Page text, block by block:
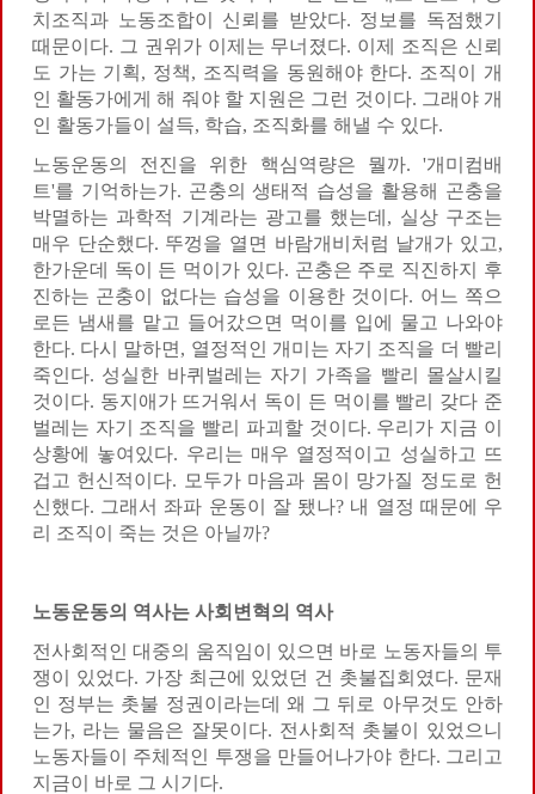
치조직과 노동조합이 신뢰를 받았다. 정보를 독점했기
때문이다. 그 권위가 이제는 무너졌다. 이제 조직은 신뢰
도 가는 기획, 정책, 조직력을 동원해야 한다. 조직이 개
인 활동가에게 해 줘야 할 지원은 그런 것이다. 그래야 개
인 활동가들이 설득, 학습, 조직화를 해낼 수 있다.
노동운동의 전진을 위한 핵심역량은 뭘까. '개미컴배
트'를 기억하는가. 곤충의 생태적 습성을 활용해 곤충을
박멸하는 과학적 기계라는 광고를 했는데, 실상 구조는
매우 단순했다. 뚜껑을 열면 바람개비처럼 날개가 있고,
한가운데 독이 든 먹이가 있다. 곤충은 주로 직진하지 후
진하는 곤충이 없다는 습성을 이용한 것이다. 어느 쪽으
로든 냄새를 맡고 들어갔으면 먹이를 입에 물고 나와야
한다. 다시 말하면, 열정적인 개미는 자기 조직을 더 빨리
죽인다. 성실한 바퀴벌레는 자기 가족을 빨리 몰살시킬
것이다. 동지애가 뜨거워서 독이 든 먹이를 빨리 갖다 준
벌레는 자기 조직을 빨리 파괴할 것이다. 우리가 지금 이
상황에 놓여있다. 우리는 매우 열정적이고 성실하고 뜨
겁고 헌신적이다. 모두가 마음과 몸이 망가질 정도로 헌
신했다. 그래서 좌파 운동이 잘 됐나? 내 열정 때문에 우
리 조직이 죽는 것은 아닐까?
노동운동의 역사는 사회변혁의 역사
전사회적인 대중의 움직임이 있으면 바로 노동자들의 투
쟁이 있었다. 가장 최근에 있었던 건 촛불집회였다. 문재
인 정부는 촛불 정권이라는데 왜 그 뒤로 아무것도 안하
는가, 라는 물음은 잘못이다. 전사회적 촛불이 있었으니
노동자들이 주체적인 투쟁을 만들어나가야 한다. 그리고
지금이 바로 그 시기다.